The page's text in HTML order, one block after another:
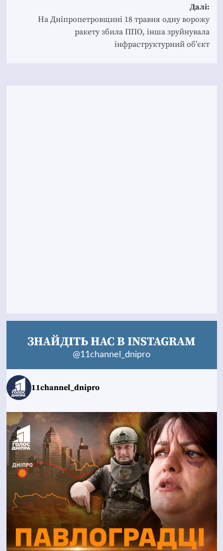
Далі:
На Дніпропетровщині 18 травня одну ворожу
ракету збила ППО, інша зруйнувала
інфраструктурний об’єкт
ЗНАЙДІТЬ НАС В INSTAGRAM
@11channel_dnipro
11channel_dnipro